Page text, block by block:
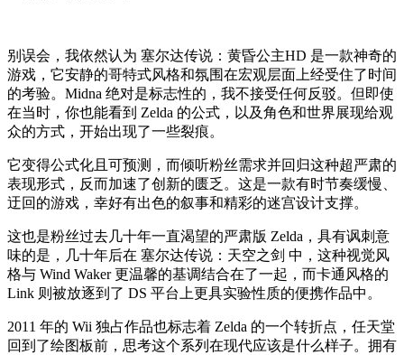
别误会，我依然认为 塞尔达传说：黄昏公主HD 是一款神奇的
游戏，它安静的哥特式风格和氛围在宏观层面上经受住了时间
的考验。Midna 绝对是标志性的，我不接受任何反驳。但即使
在当时，你也能看到 Zelda 的公式，以及角色和世界展现给观
众的方式，开始出现了一些裂痕。
它变得公式化且可预测，而倾听粉丝需求并回归这种超严肃的
表现形式，反而加速了创新的匮乏。这是一款有时节奏缓慢、
迂回的游戏，幸好有出色的叙事和精彩的迷宫设计支撑。
这也是粉丝过去几十年一直渴望的严肃版 Zelda，具有讽刺意
味的是，几十年后在 塞尔达传说：天空之剑 中，这种视觉风
格与 Wind Waker 更温馨的基调结合在了一起，而卡通风格的
Link 则被放逐到了 DS 平台上更具实验性质的便携作品中。
2011 年的 Wii 独占作品也标志着 Zelda 的一个转折点，任天堂
回到了绘图板前，思考这个系列在现代应该是什么样子。拥有